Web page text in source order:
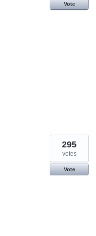
Vote
295
votes
Vote